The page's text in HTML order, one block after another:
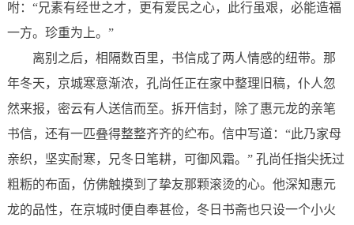
咐：“兄素有经世之才，更有爱民之心，此行虽艰，必能造福
一方。珍重为上。”
离别之后，相隔数百里，书信成了两人情感的纽带。那
年冬天，京城寒意渐浓，孔尚任正在家中整理旧稿，仆人忽
然来报，密云有人送信而至。拆开信封，除了惠元龙的亲笔
书信，还有一匹叠得整整齐齐的纻布。信中写道：“此乃家母
亲织，坚实耐寒，兄冬日笔耕，可御风霜。” 孔尚任指尖抚过
粗粝的布面，仿佛触摸到了挚友那颗滚烫的心。他深知惠元
龙的品性，在京城时便自奉甚俭，冬日书斋也只设一个小火